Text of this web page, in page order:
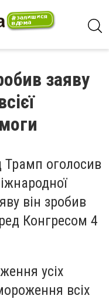
заяву
оголосив
він зробив
Конгресом 4
усіх
всіх